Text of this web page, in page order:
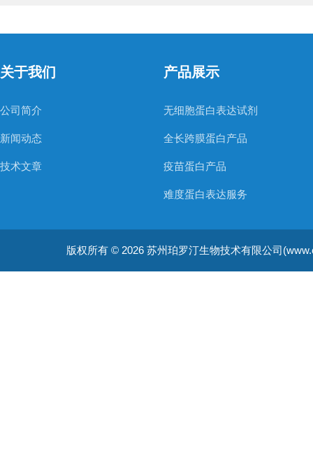
关于我们
公司简介
新闻动态
技术文章
产品展示
无细胞蛋白表达试剂
全长跨膜蛋白产品
疫苗蛋白产品
难度蛋白表达服务
版权所有 © 2026 苏州珀罗汀生物技术有限公司